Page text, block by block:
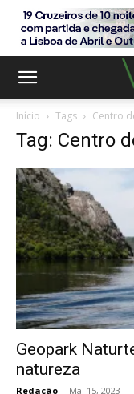
Início Tags Centro
Tag: Centro
Geopark
natureza
Redação - Mai 15, 2023